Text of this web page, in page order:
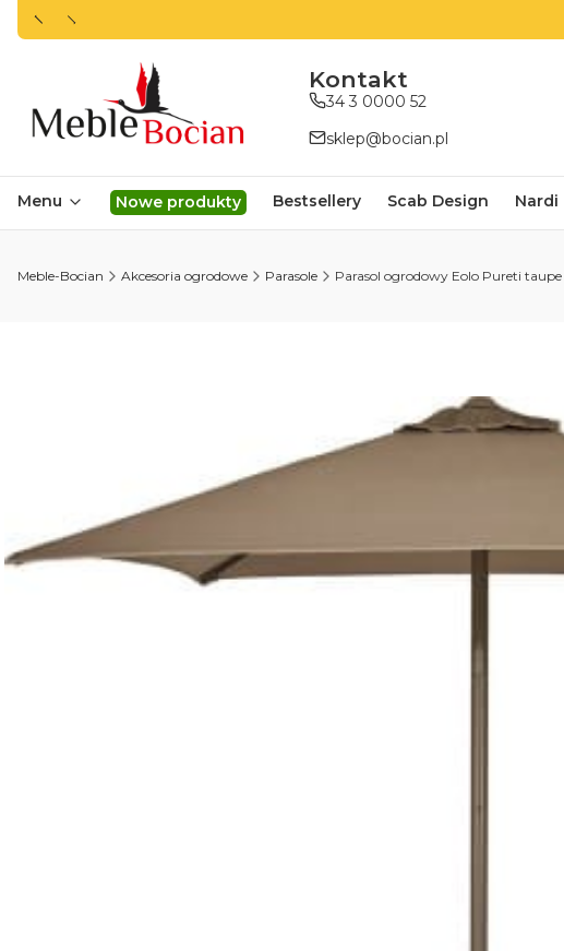
ㅤㅤㅤㅤㅤㅤㅤㅤKontakt
34 3 0000 52
sklep@bocian.pl
Menu Nowe produkty Bestsellery Scab Design Nardi
Meble-Bocian Akcesoria ogrodowe Parasole Parasol ogrodowy Eolo Pureti